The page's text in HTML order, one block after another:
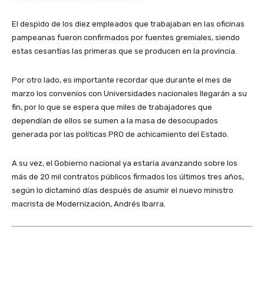
El despido de los diez empleados que trabajaban en las oficinas
pampeanas fueron confirmados por fuentes gremiales, siendo
estas cesantías las primeras que se producen en la provincia.
Por otro lado, es importante recordar que durante el mes de
marzo los convenios con Universidades nacionales llegarán a su
fin, por lo que se espera que miles de trabajadores que
dependían de ellos se sumen a la masa de desocupados
generada por las políticas PRO de achicamiento del Estado.
A su vez, el Gobierno nacional ya estaría avanzando sobre los
más de 20 mil contratos públicos firmados los últimos tres años,
según lo dictaminó días después de asumir el nuevo ministro
macrista de Modernización, Andrés Ibarra.